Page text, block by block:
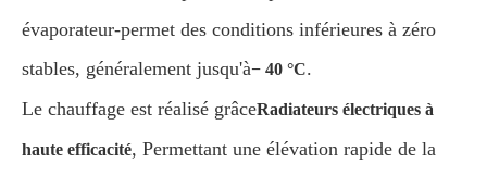
évaporateur-permet des conditions inférieures à zéro
stables, généralement jusqu'à− 40 °C.
Le chauffage est réalisé grâceRadiateurs électriques à
haute efficacité, Permettant une élévation rapide de la